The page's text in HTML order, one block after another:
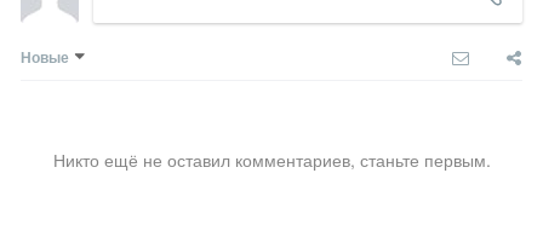
Новые
Никто ещё не оставил комментариев, станьте первым.